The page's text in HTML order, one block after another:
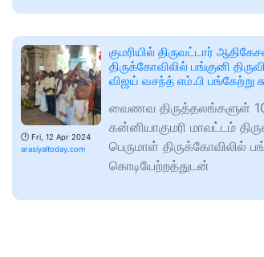
🕑 Fri, 12 Apr 2024
arasiyaltoday.com
குமரியில் திருவட்டார்
திருக்கோவிலில் பங்குனி
விஜய் வசந்த் எம்.பி பங்கேற்று
வைணவ திருத்தலங்களுள்
கன்னியாகுமரி மாவட்டம்
பெருமாள் திருக்கோவிலில்
கொடியேற்றத்துடன்